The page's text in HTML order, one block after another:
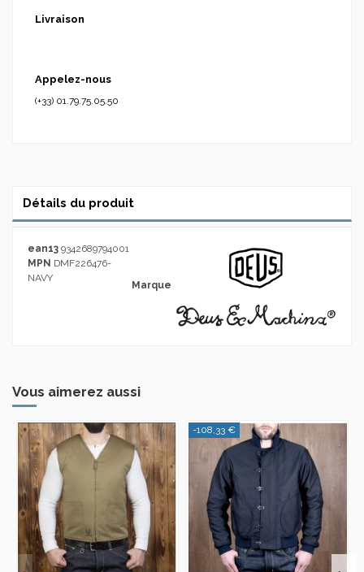
Livraison
Appelez-nous
(+33) 01.79.75.05.50
Détails du produit
Marque
ean13 9342689794001
MPN DMF226476-
NAVY
Vous aimerez aussi
-108,33 €